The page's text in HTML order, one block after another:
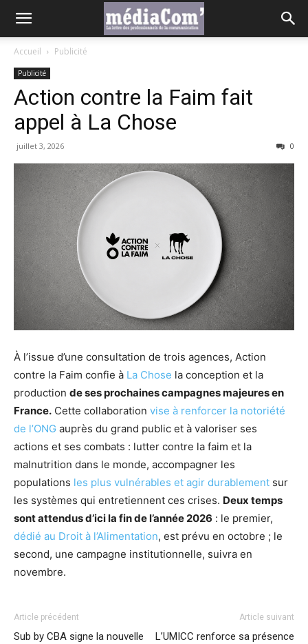
Accueil Publicité
Publicité
Action contre la Faim fait
appel à La Chose
juillet 3, 2026 0
À l’issue d’une consultation de trois agences, Action
contre la Faim confie à La Chose la conception et la
production de ses prochaines campagnes majeures en
France. Cette collaboration vise à renforcer la notoriété
de l’ONG auprès du grand public et à valoriser ses
actions et ses combats : lutter contre la faim et la
malnutrition dans le monde, accompagner les
populations les plus vulnérables et agir durablement sur
les systèmes qui entretiennent ces crises. Deux temps
sont attendus d’ici la fin de l’année 2026 : le premier,
dédié au Droit à l’Alimentation, est prévu en octobre ; le
second, une campagne institutionnelle, suivra en
novembre.
Article précédent
Sub by CBA signe la nouvelle
Article suivant
L’UMICC renforce sa présence